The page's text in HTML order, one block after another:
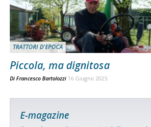
TRATTORI D'EPOCA
Piccola, ma dignitosa
Di Francesco Bartolozzi 16 Giugno 2025
E-magazine